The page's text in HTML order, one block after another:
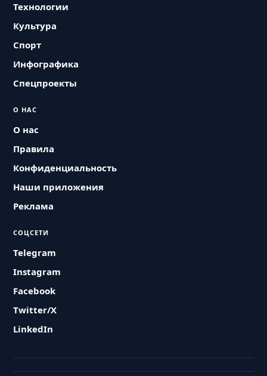
Технологии
Культура
Спорт
Инфографика
Спецпроекты
О НАС
О нас
Правила
Конфиденциальность
Наши приложения
Реклама
СОЦСЕТИ
Telegram
Instagram
Facebook
Twitter/X
LinkedIn